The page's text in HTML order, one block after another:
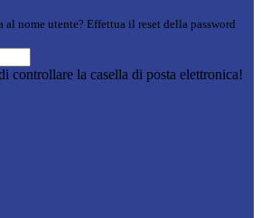
al nome utente? Effettua il reset della password
controllare la casella di posta elettronica!